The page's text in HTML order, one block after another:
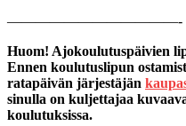
————————————-
Huom! Ajokoulutuspäivien
Ennen koulutuslipun
ratapäivän järjestäjän
sinulla on kuljettajaa
koulutuksissa.